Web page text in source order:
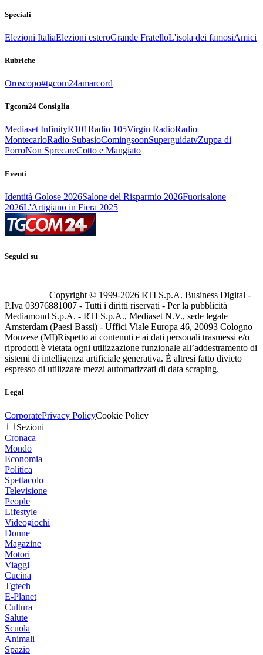
Speciali
Elezioni ItaliaElezioni esteroGrande FratelloL'isola dei famosiAmici
Rubriche
Oroscopo#tgcom24amarcord
Tgcom24 Consiglia
Mediaset InfinityR101Radio 105Virgin RadioRadio
MontecarloRadio SubasioComingsoonSuperguidatvZuppa di
PorroNon SprecareCotto e Mangiato
Eventi
Identità Golose 2026Salone del Risparmio 2026Fuorisalone
2026L'Artigiano in Fiera 2025
Seguici su
Copyright © 1999-2026 RTI S.p.A. Business Digital -
P.Iva 03976881007 - Tutti i diritti riservati - Per la pubblicità
Mediamond S.p.A. - RTI S.p.A., Mediaset N.V., sede legale
Amsterdam (Paesi Bassi) - Uffici Viale Europa 46, 20093 Cologno
Monzese (MI)Rispetto ai contenuti e ai dati personali trasmessi e/o
riprodotti è vietata ogni utilizzazione funzionale all’addestramento di
sistemi di intelligenza artificiale generativa. È altresì fatto divieto
espresso di utilizzare mezzi automatizzati di data scraping.
Legal
CorporatePrivacy PolicyCookie Policy
Sezioni
Cronaca
Mondo
Economia
Politica
Spettacolo
Televisione
People
Lifestyle
Videogiochi
Donne
Magazine
Motori
Viaggi
Cucina
Tgtech
E-Planet
Cultura
Salute
Scuola
Animali
Spazio